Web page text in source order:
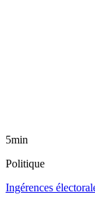
5min
Politique
Ingérences